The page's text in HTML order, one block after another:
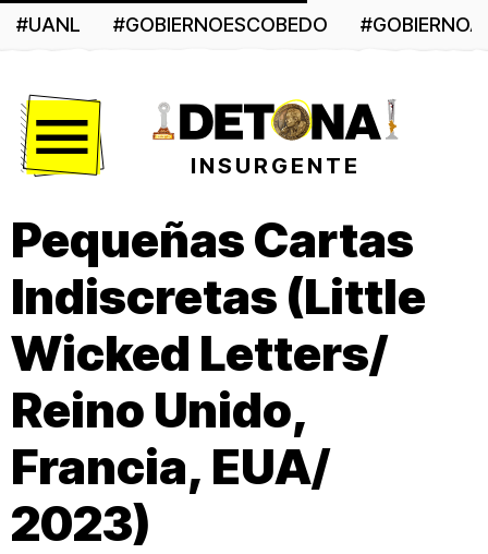
#UANL #GOBIERNOESCOBEDO
INSURGENTE
Pequeñas Cartas
Indiscretas (Little
Wicked Letters/
Reino Unido,
Francia, EUA/
2023)